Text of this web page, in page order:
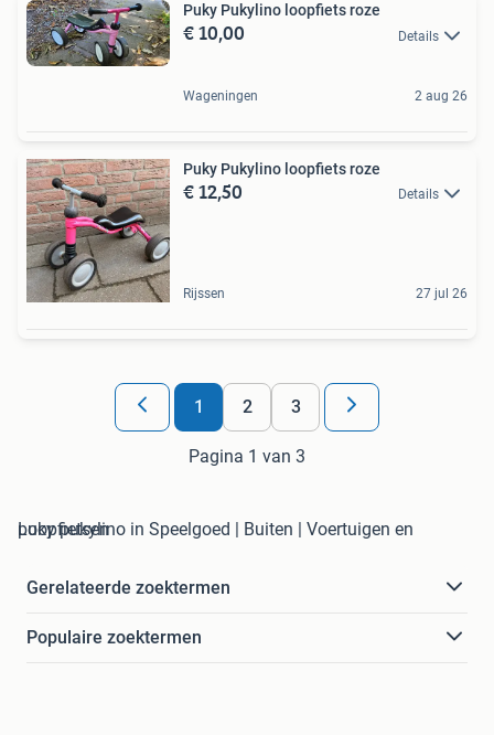
Puky Pukylino loopfiets roze
€ 10,00 Details
Wageningen 2 aug 26
Puky Pukylino loopfiets roze
€ 12,50 Details
Rijssen 27 jul 26
1 2 3
Pagina 1 van 3
puky pukylino in Speelgoed | Buiten | Voertuigen en Loopfietsen
Gerelateerde zoektermen
Populaire zoektermen